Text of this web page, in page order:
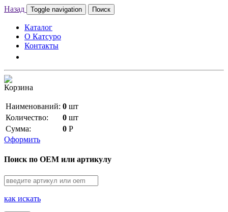
Назад Toggle navigation Поиск
Каталог
О Катсуро
Контакты
Корзина
Наименований: 0 шт
Количество:
0 шт
Сумма:
0 Р
Оформить
Поиск по OEM или артикулу
как искать